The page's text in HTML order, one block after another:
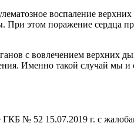
воспаление
При этом поражение сердца
с вовлечением верхних
Именно такой случай
№ 52 15.07.2019 г. с